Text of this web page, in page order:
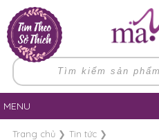
MENU
Trang chủ❯ Tin tức❯